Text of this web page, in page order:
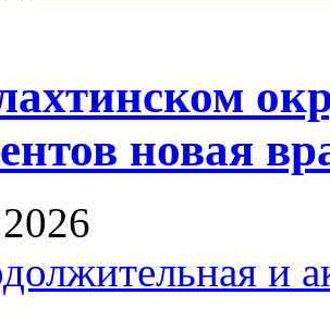
новая
и